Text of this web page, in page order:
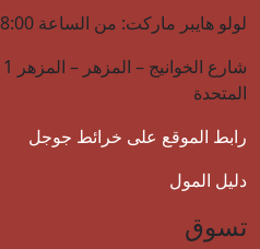
لولو هايبر ماركت: من الساعة 8:00 صباحًا حتى 12:00 صباحًا يوميًا
المتحدة
رابط الموقع على خرائط جوجل
دليل المول
تسوق